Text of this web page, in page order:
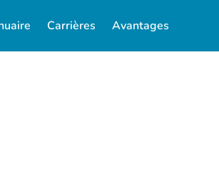
Carrières Avantages